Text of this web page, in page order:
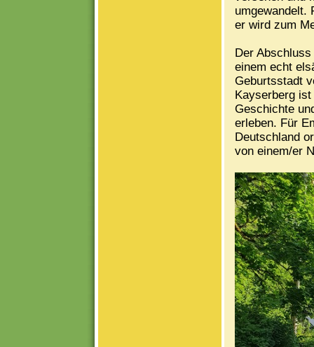
umgewandelt.
er wird zum
Der
einem echt
Geburtsstadt
Kayserberg
Geschichte
erleben. Für
Deutschland
von einem/er